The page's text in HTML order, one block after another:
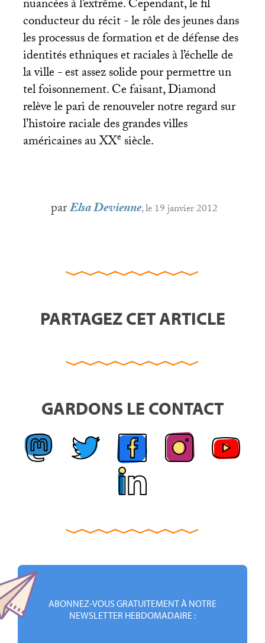
nuancées à l’extrême. Cependant, le fil
conducteur du récit - le rôle des jeunes dans
les processus de formation et de défense des
identités ethniques et raciales à l’échelle de
la ville - est assez solide pour permettre un
tel foisonnement. Ce faisant, Diamond
relève le pari de renouveler notre regard sur
l’histoire raciale des grandes villes
américaines auXXesiècle.
parElsa Devienne, le 19 janvier 2012
PARTAGEZ CET ARTICLE
GARDONS LE CONTACT
ABONNEZ-VOUS GRATUITEMENT À NOTRE
NEWSLETTER HEBDOMADAIRE :